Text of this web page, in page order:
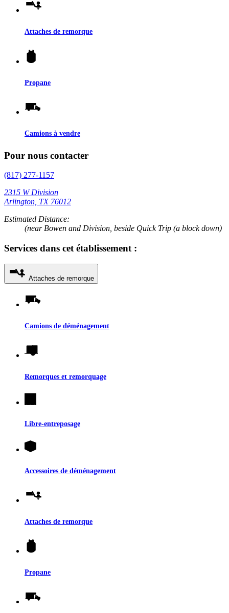
Attaches de remorque
Propane
Camions à vendre
Pour nous contacter
(817) 277-1157
2315 W Division
Arlington, TX 76012
Estimated Distance:
(near Bowen and Division, beside Quick Trip (a block down)
Services dans cet établissement :
Attaches de remorque
Camions de déménagement
Remorques et remorquage
Libre-entreposage
Accessoires de déménagement
Attaches de remorque
Propane